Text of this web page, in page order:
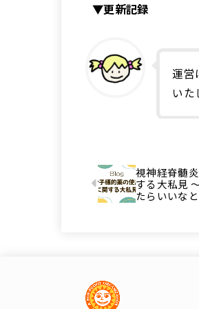
▼更新記録
運営
い
視神経脊髄
する大私見
たらいいな